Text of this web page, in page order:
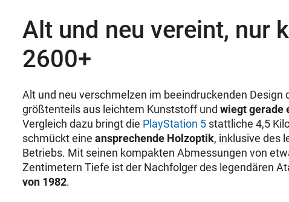
Alt und neu vereint, nur
2600+
Alt und neu verschmelzen im beeindruckenden Design
größtenteils aus leichtem Kunststoff und wiegt gerade
Vergleich dazu bringt die PlayStation 5 stattliche 4,5
schmückt eine ansprechende Holzoptik, inklusive des
Betriebs. Mit seinen kompakten Abmessungen von
Zentimetern Tiefe ist der Nachfolger des legendären
von 1982.